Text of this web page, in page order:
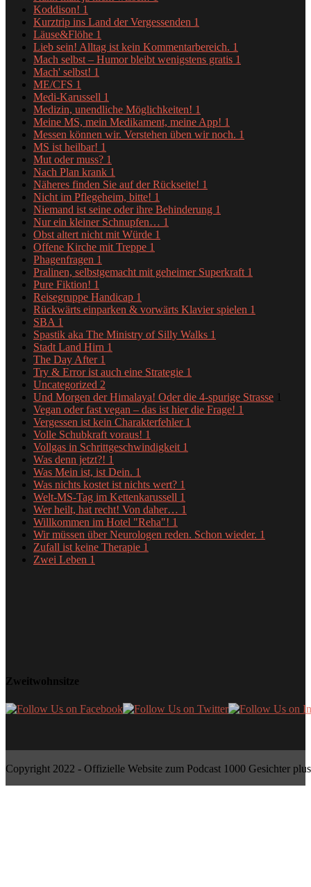
Koddison! 1
Kurztrip ins Land der Vergessenden 1
Läuse&Flöhe 1
Lieb sein! Alltag ist kein Kommentarbereich. 1
Mach selbst – Humor bleibt wenigstens gratis 1
Mach' selbst! 1
ME/CFS 1
Medi-Karussell 1
Medizin, unendliche Möglichkeiten! 1
Meine MS, mein Medikament, meine App! 1
Messen können wir. Verstehen üben wir noch. 1
MS ist heilbar! 1
Mut oder muss? 1
Nach Plan krank 1
Näheres finden Sie auf der Rückseite! 1
Nicht im Pflegeheim, bitte! 1
Niemand ist seine oder ihre Behinderung 1
Nur ein kleiner Schnupfen… 1
Obst altert nicht mit Würde 1
Offene Kirche mit Treppe 1
Phagenfragen 1
Pralinen, selbstgemacht mit geheimer Superkraft 1
Pure Fiktion! 1
Reisegruppe Handicap 1
Rückwärts einparken & vorwärts Klavier spielen 1
SBA 1
Spastik aka The Ministry of Silly Walks 1
Stadt Land Hirn 1
The Day After 1
Try & Error ist auch eine Strategie 1
Uncategorized 2
Und Morgen der Himalaya! Oder die 4-spurige Strasse 1
Vegan oder fast vegan – das ist hier die Frage! 1
Vergessen ist kein Charakterfehler 1
Volle Schubkraft voraus! 1
Vollgas in Schrittgeschwindigkeit 1
Was denn jetzt?! 1
Was Mein ist, ist Dein. 1
Was nichts kostet ist nichts wert? 1
Welt-MS-Tag im Kettenkarussell 1
Wer heilt, hat recht! Von daher… 1
Willkommen im Hotel "Reha"! 1
Wir müssen über Neurologen reden. Schon wieder. 1
Zufall ist keine Therapie 1
Zwei Leben 1
Zweitwohnsitze
Copyright 2022 - Offizielle Website zum Podcast 1000 Gesichter